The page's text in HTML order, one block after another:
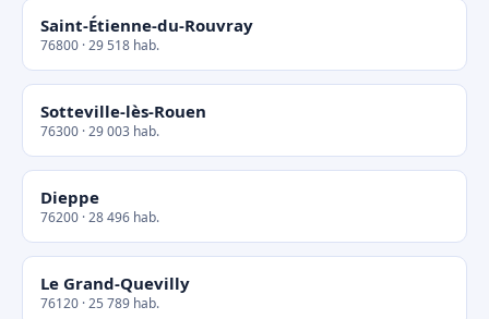
Saint-Étienne-du-Rouvray
76800 · 29 518 hab.
Sotteville-lès-Rouen
76300 · 29 003 hab.
Dieppe
76200 · 28 496 hab.
Le Grand-Quevilly
76120 · 25 789 hab.